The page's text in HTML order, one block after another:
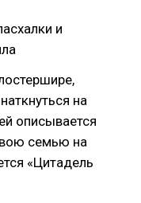
и
на
описывается
семью на
«Цитадель